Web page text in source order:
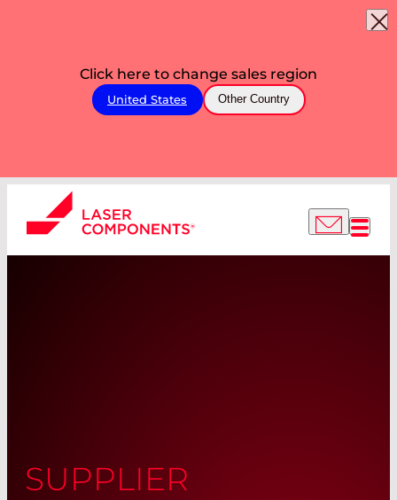
Click here to change sales region
United States Other Country
SUPPLIER